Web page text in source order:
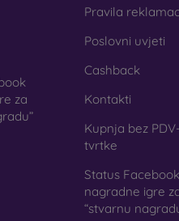
ćete desetke
pravu za sebe.
za
Pravila
Poslovni uvjeti
Cashback
Kontakti
Kupnja bez
tvrtke
Status Facebook
nagradne igre
“stvarnu